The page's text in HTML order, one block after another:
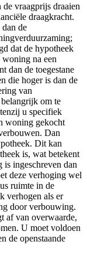
vraagprijs draaien
draagkracht.
de
dat de hypotheek
na een
dan de toegestane
die hoger is dan de
van
belangrijk om te
u specifiek
woning gekocht
Dan
Dit kan
is, wat betekent
is ingeschreven dan
deze verhoging wel
ruimte in de
verhogen als er
door verbouwing.
af van overwaarde,
U moet voldoen
de openstaande